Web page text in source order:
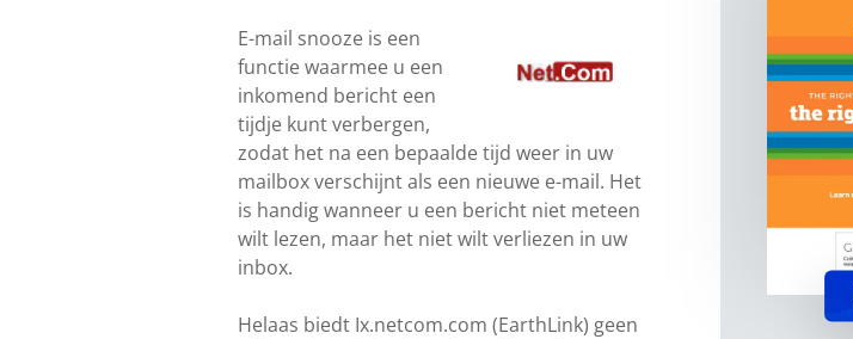
E-mail snooze is een
functie waarmee u een
inkomend bericht een
tijdje kunt verbergen,
zodat het na een bepaalde tijd weer in uw
mailbox verschijnt als een nieuwe e-mail. Het
is handig wanneer u een bericht niet meteen
wilt lezen, maar het niet wilt verliezen in uw
inbox.
Helaas biedt Ix.netcom.com (EarthLink) geen